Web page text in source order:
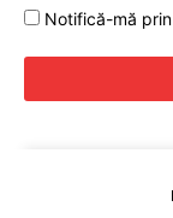
Notifică-mă